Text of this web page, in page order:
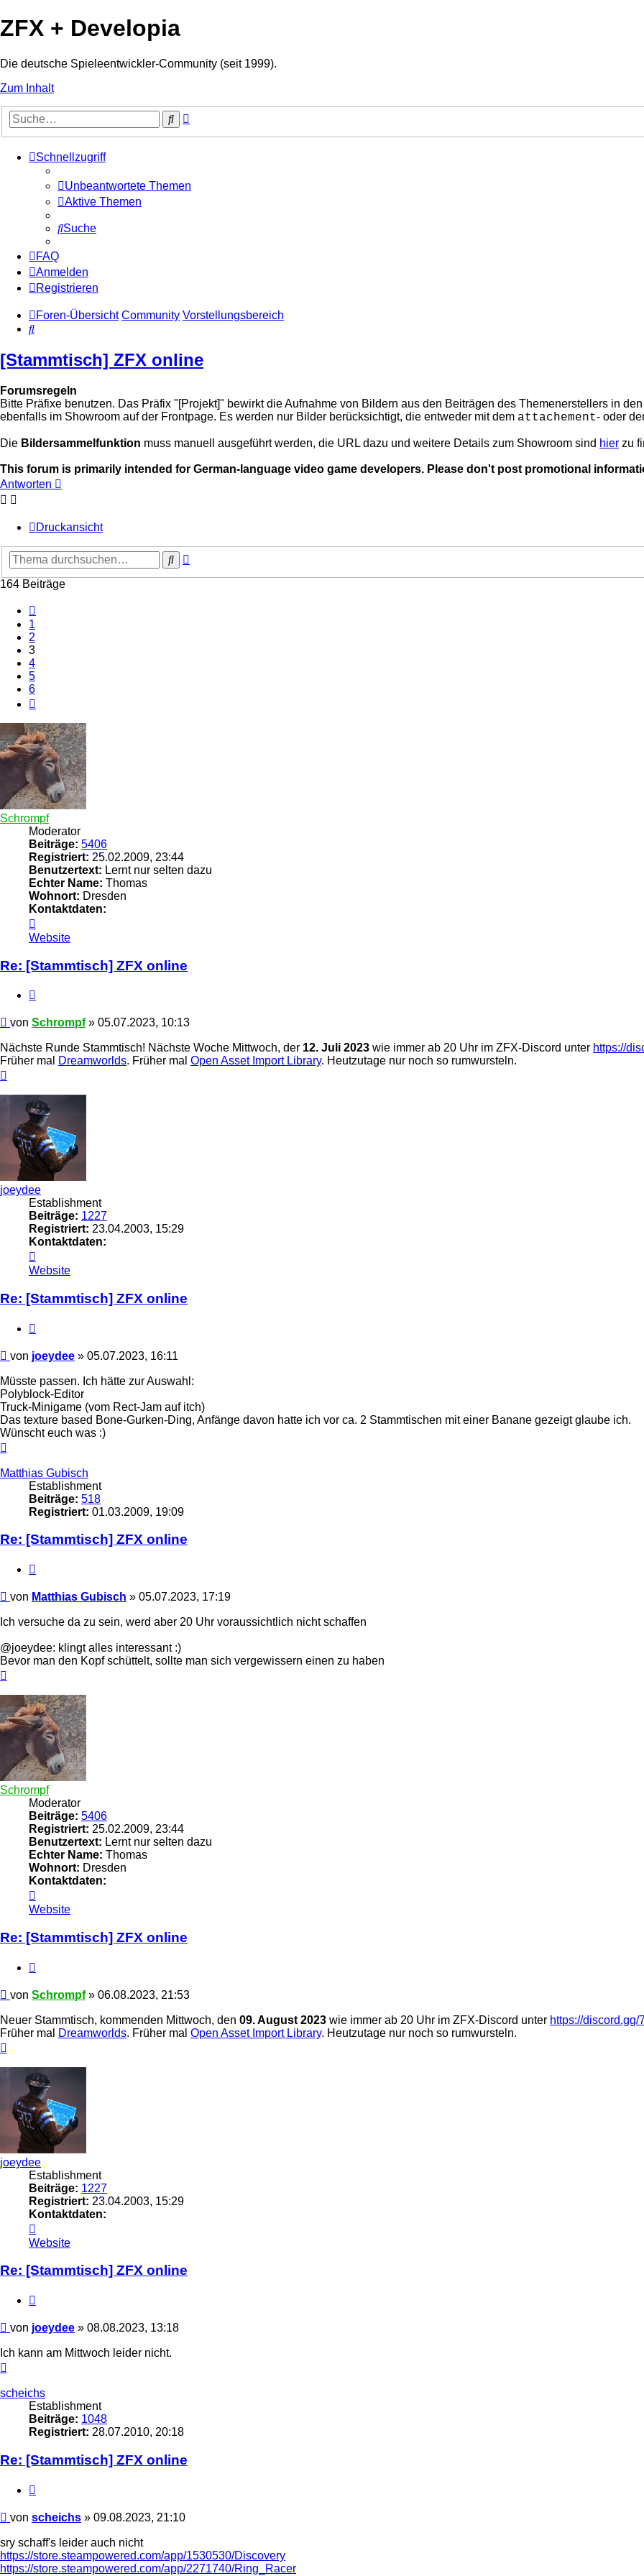
ZFX + Developia
Die deutsche Spieleentwickler-Community (seit 1999).
Zum Inhalt
Suche
Schnellzugriff
Unbeantwortete Themen
Aktive Themen
Suche
FAQ
Anmelden
Registrieren
Foren-Übersicht Community Vorstellungsbereich
Suche
[Stammtisch] ZFX online
Forumsregeln
Bitte Präfixe benutzen. Das Präfix "[Projekt]" bewirkt die Aufnahme von Bildern aus den Beiträgen des Themenerstellers in
ebenfalls im Showroom auf der Frontpage. Es werden nur Bilder berücksichtigt, die entweder mit dem attachement- oder
Die Bildersammelfunktion muss manuell ausgeführt werden, die URL dazu und weitere Details zum Showroom sind hier zu
This forum is primarily intended for German-language video game developers. Please don't post promotional
Antworten
Druckansicht
Suche
164 Beiträge
1
2
3
4
5
6
Schrompf
Moderator
Beiträge: 5406
Registriert: 25.02.2009, 23:44
Benutzertext: Lernt nur selten dazu
Echter Name: Thomas
Wohnort: Dresden
Kontaktdaten:
von
Schrompf
Website
Re: [Stammtisch] ZFX online
Beitrag
von Schrompf» 05.07.2023, 10:13
Nächste Runde Stammtisch! Nächste Woche Mittwoch, der 12. Juli 2023 wie immer ab 20 Uhr im ZFX-Discord unter https://
Früher mal
Dreamworlds. Früher mal Open Asset Import Library. Heutzutage nur noch so rumwursteln.
joeydee
Establishment
Beiträge: 1227
Registriert: 23.04.2003, 15:29
Kontaktdaten:
von
joeydee
Website
Re: [Stammtisch] ZFX online
Beitrag
von joeydee » 05.07.2023, 16:11
Müsste passen. Ich hätte zur Auswahl:
Polyblock-Editor
Truck-Minigame (vom Rect-Jam auf itch)
Das texture based Bone-Gurken-Ding, Anfänge davon hatte ich vor ca. 2 Stammtischen mit einer Banane gezeigt glaube ich.
Wünscht euch was :)
Matthias Gubisch
Establishment
Beiträge: 518
Registriert: 01.03.2009, 19:09
Re: [Stammtisch] ZFX online
Beitrag
von Matthias Gubisch » 05.07.2023, 17:19
Ich versuche da zu sein, werd aber 20 Uhr voraussichtlich nicht schaffen
@joeydee: klingt alles interessant :)
Bevor man den Kopf schüttelt, sollte man sich vergewissern einen zu haben
Schrompf
Moderator
Beiträge: 5406
Registriert: 25.02.2009, 23:44
Benutzertext: Lernt nur selten dazu
Echter Name: Thomas
Wohnort: Dresden
Kontaktdaten:
von
Schrompf
Website
Re: [Stammtisch] ZFX online
Beitrag
von Schrompf» 06.08.2023, 21:53
Neuer Stammtisch, kommenden Mittwoch, den 09. August 2023 wie immer ab 20 Uhr im ZFX-Discord unter https://
Früher mal
Dreamworlds. Früher mal Open Asset Import Library. Heutzutage nur noch so rumwursteln.
joeydee
Establishment
Beiträge: 1227
Registriert: 23.04.2003, 15:29
Kontaktdaten:
von
joeydee
Website
Re: [Stammtisch] ZFX online
Beitrag
von joeydee » 08.08.2023, 13:18
Ich kann am Mittwoch leider nicht.
scheichs
Establishment
Beiträge: 1048
Registriert: 28.07.2010, 20:18
Re: [Stammtisch] ZFX online
Beitrag
von scheichs » 09.08.2023, 21:10
sry schaff's leider auch nicht
https://store.steampowered.com/app/1530530/Discovery
https://store.steampowered.com/app/2271740/Ring_Racer